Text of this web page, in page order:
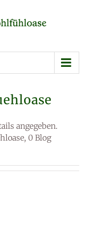
angegeben.
0 Blog